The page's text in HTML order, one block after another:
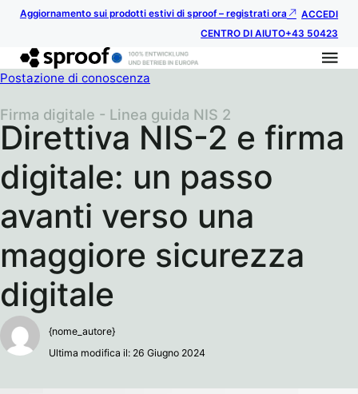
Aggiornamento sui prodotti estivi di sproof – registrati ora
ACCEDI
CENTRO DI AIUTO+43 50423
Postazione di conoscenza
Direttiva NIS-2 e firma
digitale: un passo
avanti verso una
maggiore sicurezza
digitale
Firma digitale - Linea guida NIS 2
{nome_autore}
Ultima modifica il: 26 Giugno 2024